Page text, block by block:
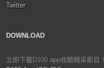
Twitter
DOWNLOAD
立即下載D100 app收聽精采節目！